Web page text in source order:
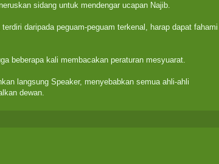
sidang untuk mendengar ucapan Najib.
daripada peguam-peguam terkenal, harap dapat fahami
beberapa kali membacakan peraturan mesyuarat.
langsung Speaker, menyebabkan semua ahli-ahli
dewan.